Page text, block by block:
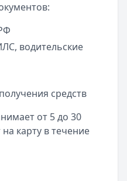
водительские
средств
от 5 до 30
карту в течение